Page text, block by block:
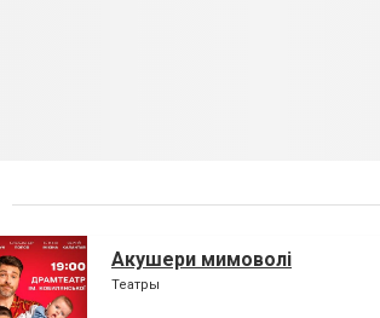
Акушери мимоволі
Театры